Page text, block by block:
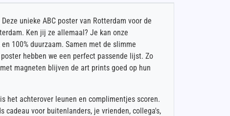
unieke ABC poster van Rotterdam voor de
Ken jij ze allemaal? Je kan onze
100% duurzaam. Samen met de slimme
hebben we een perfect passende lijst. Zo
magneten blijven de art prints goed op hun
het achterover leunen en complimentjes scoren.
voor buitenlanders, je vrienden, collega's,